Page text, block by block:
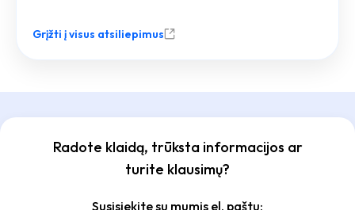
Grįžti į visus atsiliepimus
Radote klaidą, trūksta informacijos ar
turite klausimų?
Susisiekite su mumis el. paštu: